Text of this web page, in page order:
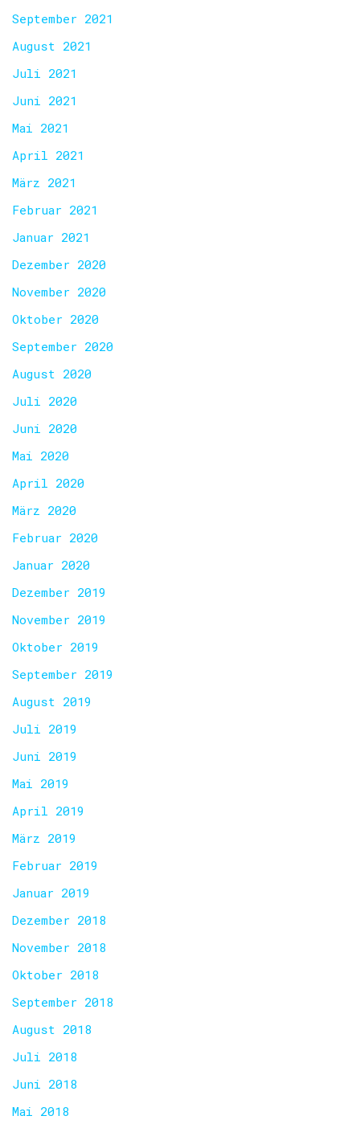
September 2021
August 2021
Juli 2021
Juni 2021
Mai 2021
April 2021
März 2021
Februar 2021
Januar 2021
Dezember 2020
November 2020
Oktober 2020
September 2020
August 2020
Juli 2020
Juni 2020
Mai 2020
April 2020
März 2020
Februar 2020
Januar 2020
Dezember 2019
November 2019
Oktober 2019
September 2019
August 2019
Juli 2019
Juni 2019
Mai 2019
April 2019
März 2019
Februar 2019
Januar 2019
Dezember 2018
November 2018
Oktober 2018
September 2018
August 2018
Juli 2018
Juni 2018
Mai 2018